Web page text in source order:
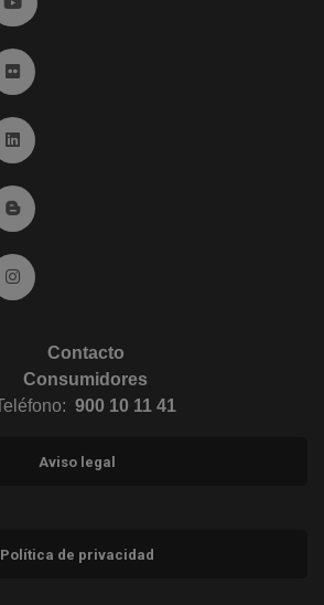
Ir a Flickr (abre en ventana nueva)
Ir a Linkedin (abre en ventana nueva)
Ir al Blog (abre en ventana nueva)
Ir a Instagram (abre en ventana nueva)
Contacto
Consumidores
Teléfono: 900 10 11 41
Aviso legal
Política de privacidad